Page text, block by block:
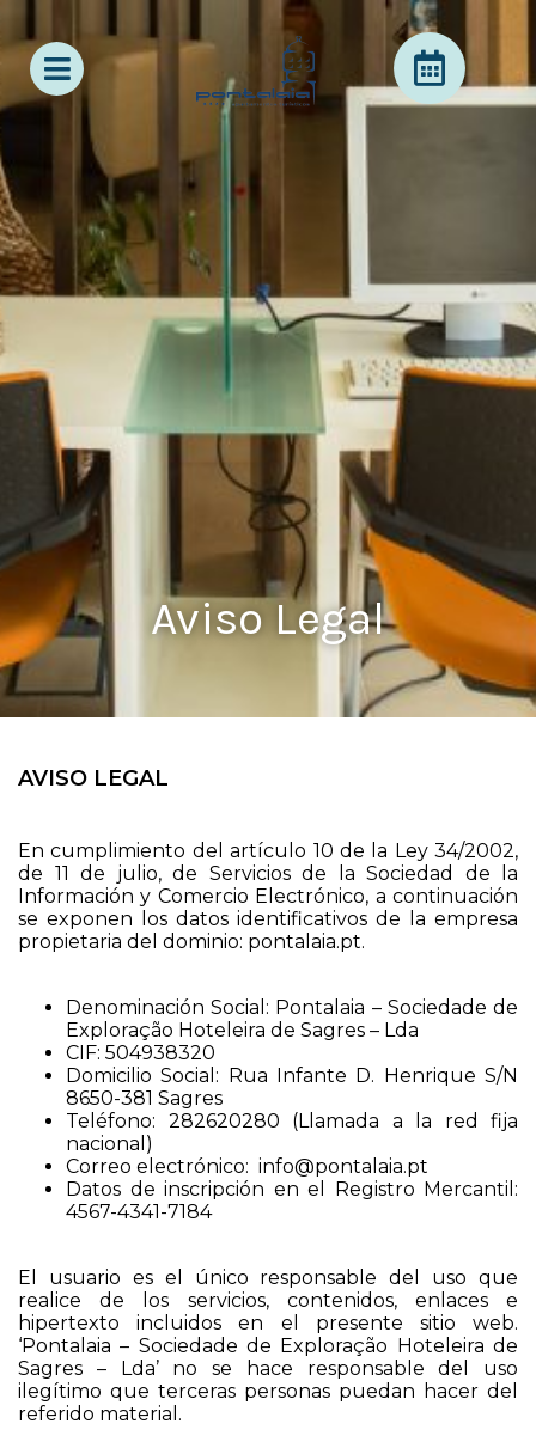
Aviso Legal
AVISO LEGAL
En cumplimiento del artículo 10 de la Ley 34/2002,
de 11 de julio, de Servicios de la Sociedad de la
Información y Comercio Electrónico, a continuación
se exponen los datos identificativos de la empresa
propietaria del dominio: pontalaia.pt.
Denominación Social: Pontalaia – Sociedade de
Exploração Hoteleira de Sagres – Lda
CIF: 504938320
Domicilio Social: Rua Infante D. Henrique S/N
8650-381 Sagres
Teléfono: 282620280 (Llamada a la red fija
nacional)
Correo electrónico: info@pontalaia.pt
Datos de inscripción en el Registro Mercantil:
4567-4341-7184
El usuario es el único responsable del uso que
realice de los servicios, contenidos, enlaces e
hipertexto incluidos en el presente sitio web.
‘Pontalaia – Sociedade de Exploração Hoteleira de
Sagres – Lda’ no se hace responsable del uso
ilegítimo que terceras personas puedan hacer del
referido material.